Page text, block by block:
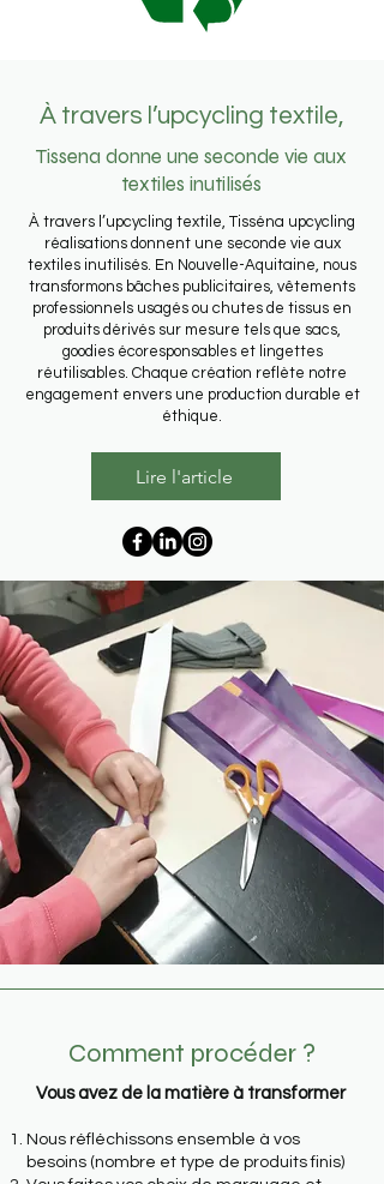
À travers l’upcycling textile,
Tissena donne une seconde vie aux
textiles inutilisés
À travers l’upcycling textile, Tisséna upcycling
réalisations donnent une seconde vie aux
textiles inutilisés. En Nouvelle-Aquitaine, nous
transformons bâches publicitaires, vêtements
professionnels usagés ou chutes de tissus en
produits dérivés sur mesure tels que sacs,
goodies écoresponsables et lingettes
réutilisables. Chaque création reflète notre
engagement envers une production durable et
éthique.
Lire l'article
Comment procéder ?
​Vous avez de la matière à transformer
Nous réfléchissons ensemble à vos
besoins (nombre et type de produits finis)